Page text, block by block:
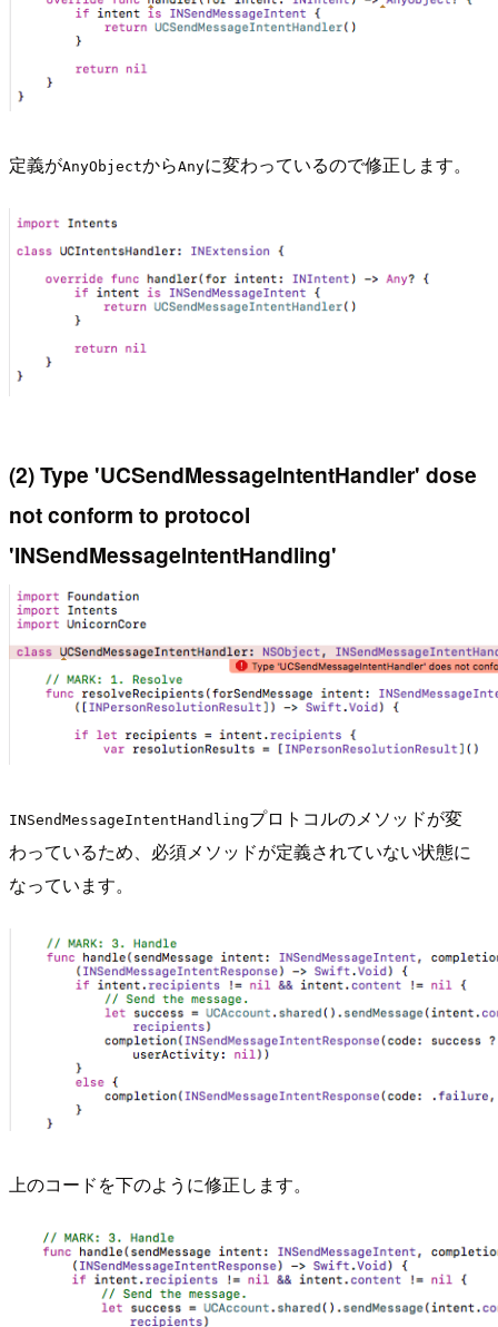
定義がAnyObjectからAnyに変わっているので修正します。
(2) Type 'UCSendMessageIntentHandler' dose
not conform to protocol
'INSendMessageIntentHandling'
INSendMessageIntentHandlingプロトコルのメソッドが変
わっているため、必須メソッドが定義されていない状態に
なっています。
上のコードを下のように修正します。